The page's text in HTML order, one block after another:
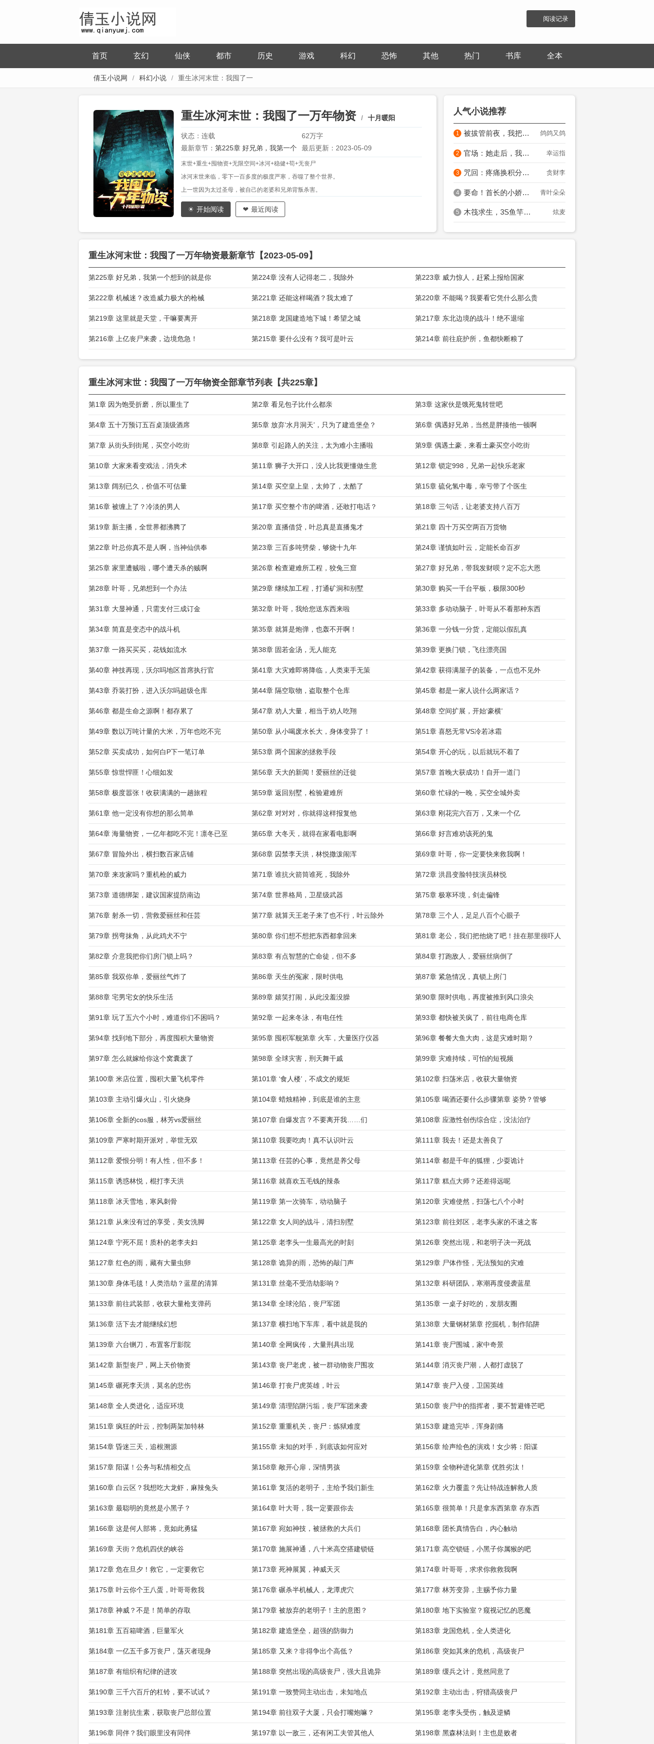
阅读记录
首页 玄幻 仙侠 都市 历史 游戏 科幻 恐怖 其他 热门 书库 全本
倩玉小说网 科幻小说 重生冰河末世：我囤了一
重生冰河末世：我囤了一万年物资 十月暖阳
状态：连载
62万字
最新章节： 第225章 好兄弟，我第一个
想到的就是你
最后更新：2023-05-09
末世+重生+囤物资+无限空间+冰河+稳健+苟+无丧尸
冰河末世来临，零下一百多度的极度严寒，吞噬了整个世界。
上一世因为太过圣母，被自己的老婆和兄弟背叛杀害。
重生回到冰河末世一个月前，此时的叶云，已经不再是以前事事为别人着想的叶云了。
醒异空间之后，叶云疯狂囤积各种生活物资，打造末日庇护所，面对自己的老婆和兄弟，叶云
几十万份各种菜式的米其林美食，舒服的打了个饱隔。
开始阅读 最近阅读
人气小说推荐
1 被拔管前夜，我把全族卖了 鸽鸽又鸽
2 官场：她走后，我青云直上！ 幸运指
3 咒回：疼痛换积分？太阴间了吧！ 贪财李
4 要命！首长的小娇妻夜夜闹离婚 青叶朵朵
5 木筏求生，3S鱼竿带飞六个校花 炫麦
重生冰河末世：我囤了一万年物资最新章节【2023-05-09】
第225章 好兄弟，我第一个想到的就是你 第224章 没有人记得老二，我除外 第223章 威力惊人，赶紧上报给国家
第222章 机械迷？改造威力极大的枪械 第221章 还能这样喝酒？我太难了 第220章 不能喝？我要看它凭什么那么贵
第219章 这里就是天堂，干嘛要离开 第218章 龙国建造地下城！希望之城 第217章 东北边境的战斗！绝不退缩
第216章 上亿丧尸来袭，边境危急！ 第215章 要什么没有？我可是叶云 第214章 前往庇护所，鱼都快断粮了
重生冰河末世：我囤了一万年物资全部章节列表【共225章】
第1章 因为饱受折磨，所以重生了 第2章 看见包子比什么都亲 第3章 这家伙是饿死鬼转世吧
第4章 五十万预订五百桌顶级酒席 第5章 放弃‘水月洞天’，只为了建造堡垒？ 第6章 偶遇好兄弟，当然是胖揍他一顿啊
第7章 从街头到街尾，买空小吃街 第8章 引起路人的关注，太为难小主播啦 第9章 偶遇土豪，来看土豪买空小吃街
第10章 大家来看变戏法，消失术 第11章 狮子大开口，没人比我更懂做生意 第12章 锁定998，兄弟一起快乐老家
第13章 阔别已久，价值不可估量 第14章 买空皇上皇，太帅了，太酷了 第15章 硫化氢中毒，幸亏带了个医生
第16章 被缠上了？冷淡的男人 第17章 买空整个市的啤酒，还敢打电话？ 第18章 三句话，让老婆支持八百万
第19章 新主播，全世界都沸腾了 第20章 直播借贷，叶总真是直播鬼才 第21章 四十万买空两百万货物
第22章 叶总你真不是人啊，当神仙供奉 第23章 三百多吨劈柴，够烧十九年 第24章 谨慎如叶云，定能长命百岁
第25章 家里遭贼啦，哪个遭天杀的贼啊 第26章 检查避难所工程，狡兔三窟 第27章 好兄弟，带我发财呗？定不忘大恩
第28章 叶哥，兄弟想到一个办法 第29章 继续加工程，打通矿洞和别墅 第30章 购买一千台平板，极限300秒
第31章 大显神通，只需支付三成订金 第32章 叶哥，我给您送东西来啦 第33章 多动动脑子，叶哥从不看那种东西
第34章 简直是变态中的战斗机 第35章 就算是炮弹，也轰不开啊！ 第36章 一分钱一分货，定能以假乱真
第37章 一路买买买，花钱如流水 第38章 固若金汤，无人能克 第39章 更换门锁，飞往漂亮国
第40章 神技再现，沃尔吗地区首席执行官 第41章 大灾难即将降临，人类束手无策 第42章 获得满屋子的装备，一点也不见外
第43章 乔装打扮，进入沃尔吗超级仓库 第44章 隔空取物，盗取整个仓库 第45章 都是一家人说什么两家话？
第46章 都是生命之源啊！都存累了 第47章 劝人大量，相当于劝人吃翔 第48章 空间扩展，开始‘豪横’
第49章 数以万吨计量的大米，万年也吃不完 第50章 从小喝废水长大，身体变异了！ 第51章 喜怒无常VS冷若冰霜
第52章 买卖成功，如何白P下一笔订单 第53章 两个国家的拯救手段 第54章 开心的玩，以后就玩不着了
第55章 惊世悍匪！心细如发 第56章 天大的新闻！爱丽丝的迁徙 第57章 首晚大获成功！自开一道门
第58章 极度嚣张！收获满满的一趟旅程 第59章 返回别墅，检验避难所 第60章 忙碌的一晚，买空全城外卖
第61章 他一定没有你想的那么简单 第62章 对对对，你就得这样报复他 第63章 刚花完六百万，又来一个亿
第64章 海量物资，一亿年都吃不完！凛冬已至 第65章 大冬天，就得在家看电影啊 第66章 好言难劝该死的鬼
第67章 冒险外出，横扫数百家店铺 第68章 囚禁李天洪，林悦撒泼闹浑 第69章 叶哥，你一定要快来救我啊！
第70章 来攻家吗？重机枪的威力 第71章 谁抗火箭筒谁死，我除外 第72章 洪昌变脸特技演员林悦
第73章 道德绑架，建议国家提防南边 第74章 世界格局，卫星级武器 第75章 极寒环境，剑走偏锋
第76章 射杀一切，营救爱丽丝和任芸 第77章 就算天王老子来了也不行，叶云除外 第78章 三个人，足足八百个心眼子
第79章 拐弯抹角，从此鸡犬不宁 第80章 你们想不想把东西都拿回来 第81章 老公，我们把他烧了吧！挂在那里很吓人
第82章 介意我把你们房门锁上吗？ 第83章 有点智慧的亡命徒，但不多 第84章 打跑敌人，爱丽丝病倒了
第85章 我双你单，爱丽丝气炸了 第86章 天生的冤家，限时供电 第87章 紧急情况，真锁上房门
第88章 宅男宅女的快乐生活 第89章 嬉笑打闹，从此没羞没臊 第90章 限时供电，再度被推到风口浪尖
第91章 玩了五六个小时，难道你们不困吗？ 第92章 一起来冬泳，有电任性 第93章 都快被关疯了，前往电商仓库
第94章 找到地下部分，再度囤积大量物资 第95章 囤积军舰第章 火车，大量医疗仪器 第96章 餐餐大鱼大肉，这是灾难时期？
第97章 怎么就嫁给你这个窝囊废了 第98章 全球灾害，刑天舞干戚 第99章 灾难持续，可怕的短视频
第100章 米店位置，囤积大量飞机零件 第101章 ‘食人楼’，不成文的规矩 第102章 扫荡米店，收获大量物资
第103章 主动引爆火山，引火烧身 第104章 蜡烛精神，到底是谁的主意 第105章 喝酒还要什么步骤第章 姿势？管够
第106章 全新的cos服，林芳vs爱丽丝 第107章 自爆发言？不要离开我……们 第108章 应激性创伤综合症，没法治疗
第109章 严寒时期开派对，举世无双 第110章 我要吃肉！真不认识叶云 第111章 我去！还是太善良了
第112章 爱恨分明！有人性，但不多！ 第113章 任芸的心事，竟然是养父母 第114章 都是千年的狐狸，少耍诡计
第115章 诱惑林悦，棍打李天洪 第116章 就喜欢五毛钱的辣条 第117章 糕点大师？还差得远呢
第118章 冰天雪地，寒风刺骨 第119章 第一次骑车，动动脑子 第120章 灾难使然，扫荡七八个小时
第121章 从来没有过的享受，美女洗脚 第122章 女人间的战斗，清扫别墅 第123章 前往郊区，老李头家的不速之客
第124章 宁死不屈！质朴的老李夫妇 第125章 老李头一生最高光的时刻 第126章 突然出现，和老明子决一死战
第127章 红色的雨，藏有大量虫卵 第128章 诡异的雨，恐怖的敲门声 第129章 尸体作怪，无法预知的灾难
第130章 身体毛毯！人类浩劫？蓝星的清算 第131章 丝毫不受浩劫影响？ 第132章 科研团队，寒潮再度侵袭蓝星
第133章 前往武装部，收获大量枪支弹药 第134章 全球沦陷，丧尸军团 第135章 一桌子好吃的，发朋友圈
第136章 活下去才能继续幻想 第137章 横扫地下车库，看中就是我的 第138章 大量钢材第章 挖掘机，制作陷阱
第139章 六台铡刀，布置客厅影院 第140章 全网疯传，大量刑具出现 第141章 丧尸围城，家中奇景
第142章 新型丧尸，网上天价物资 第143章 丧尸老虎，被一群动物丧尸围攻 第144章 消灭丧尸潮，人都打虚脱了
第145章 碾死李天洪，莫名的悲伤 第146章 打丧尸虎英雄，叶云 第147章 丧尸入侵，卫国英雄
第148章 全人类进化，适应环境 第149章 清理陷阱污垢，丧尸军团来袭 第150章 丧尸中的指挥者，要不暂避锋芒吧
第151章 疯狂的叶云，控制两架加特林 第152章 重重机关，丧尸：炼狱难度 第153章 建造完毕，浑身剧痛
第154章 昏迷三天，追根溯源 第155章 未知的对手，到底该如何应对 第156章 绘声绘色的演戏！女少将：阳谋
第157章 阳谋！公务与私情相交点 第158章 敞开心扉，深情男孩 第159章 全物种进化第章 优胜劣汰！
第160章 白云区？我想吃大龙虾，麻辣兔头 第161章 复活的老明子，主给予我们新生 第162章 火力覆盖？先让特战连解救人质
第163章 最聪明的竟然是小黑子？ 第164章 叶大哥，我一定要跟你去 第165章 很简单！只是拿东西第章 存东西
第166章 这是何人部将，竟如此勇猛 第167章 宛如神技，被拯救的大兵们 第168章 团长真情告白，内心触动
第169章 天街？危机四伏的峡谷 第170章 施展神通，八十米高空搭建锁链 第171章 高空锁链，小黑子你属猴的吧
第172章 危在旦夕！救它，一定要救它 第173章 死神展翼，神威天灭 第174章 叶哥哥，求求你救救我啊
第175章 叶云你个王八蛋，叶哥哥救我 第176章 碾杀半机械人，龙潭虎穴 第177章 林芳变异，主赐予你力量
第178章 神威？不是！简单的存取 第179章 被放弃的老明子！主的意图？ 第180章 地下实验室？窥视记忆的恶魔
第181章 五百箱啤酒，巨量军火 第182章 建造堡垒，超强的防御力 第183章 龙国危机，全人类进化
第184章 一亿五千多万丧尸，荡灭者现身 第185章 又来？非得争出个高低？ 第186章 突如其来的危机，高级丧尸
第187章 有组织有纪律的进攻 第188章 突然出现的高级丧尸，强大且诡异 第189章 缓兵之计，竟然同意了
第190章 三千六百斤的杠铃，要不试试？ 第191章 一致赞同主动出击，未知地点 第192章 主动出击，狩猎高级丧尸
第193章 注射抗生素，获取丧尸总部位置 第194章 前往双子大厦，只会打嘴炮嘛？ 第195章 老李头受伤，触及逆鳞
第196章 同伴？我们眼里没有同伴 第197章 以一敌三，还有闲工夫管其他人 第198章 黑森林法则！主也是败者